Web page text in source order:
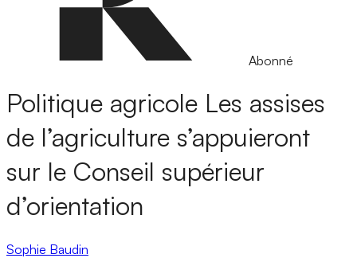
Abonné
Politique agricole Les assises
de l’agriculture s’appuieront
sur le Conseil supérieur
d’orientation
Sophie Baudin